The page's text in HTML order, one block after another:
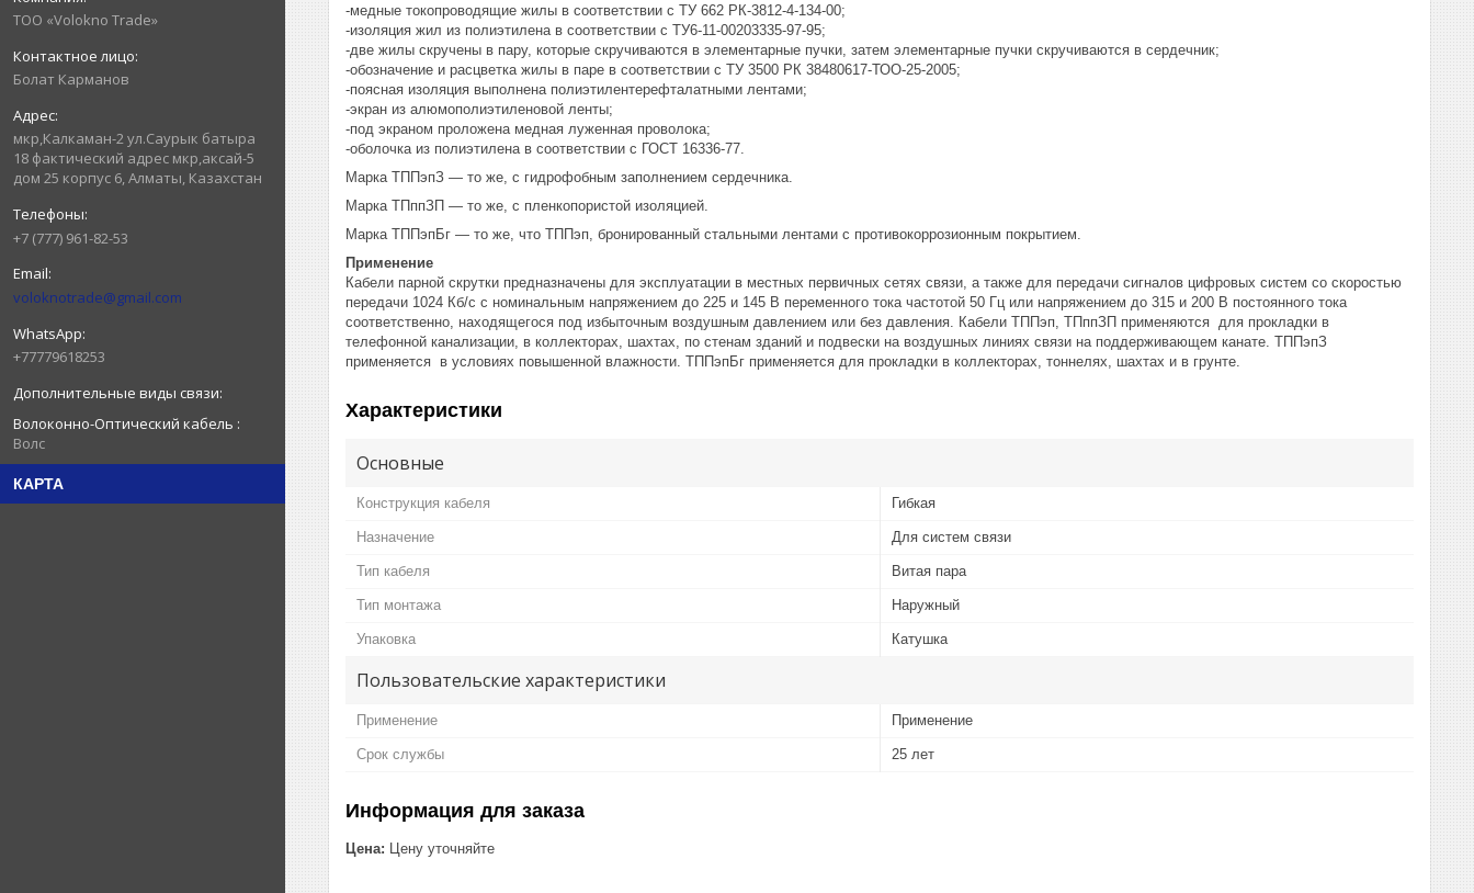
ТОО «Volokno Trade»
Болат Карманов
мкр,Калкаман-2 ул.Саурык батыра
18 фактический адрес мкр,аксай-5
дом 25 корпус 6, Алматы, Казахстан
+7 (777) 961-82-53
voloknotrade@gmail.com
+77779618253
Волоконно-Оптический кабель
Волс
КАРТА
-медные токопроводящие жилы в соответствии с ТУ 662 РК-3812-4-134-00;
-изоляция жил из полиэтилена в соответствии с ТУ6-11-00203335-97-95;
-две жилы скручены в пару, которые скручиваются в элементарные пучки, затем элементарные пучки скручиваются в сердечник;
-обозначение и расцветка жилы в паре в соответствии с ТУ 3500 РК 38480617-ТОО-25-2005;
-поясная изоляция выполнена полиэтилентерефталатными лентами;
-экран из алюмополиэтиленовой ленты;
-под экраном проложена медная луженная проволока;
-оболочка из полиэтилена в соответствии с ГОСТ 16336-77.
Марка ТППэпЗ ― то же, с гидрофобным заполнением сердечника.
Марка ТПппЗП ― то же, с пленкопористой изоляцией.
Марка ТППэпБг ― то же, что ТППэп, бронированный стальными лентами с противокоррозионным покрытием.
Применение
Кабели парной скрутки предназначены для эксплуатации в местных первичных сетях связи, а также для передачи сигналов цифровых систем со скоростью
передачи 1024 Кб/с с номинальным напряжением до 225 и 145 В переменного тока частотой 50 Гц или напряжением до 315 и 200 В постоянного тока
соответственно, находящегося под избыточным воздушным давлением или без давления. Кабели ТППэп, ТПппЗП применяются для прокладки в
телефонной канализации, в коллекторах, шахтах, по стенам зданий и подвески на воздушных линиях связи на поддерживающем канате. ТППэпЗ
применяется в условиях повышенной влажности. ТППэпБг применяется для прокладки в коллекторах, тоннелях, шахтах и в грунте.
Характеристики
Основные
Конструкция кабеля Гибкая
Назначение Для систем связи
Тип кабеля Витая пара
Тип монтажа Наружный
Упаковка Катушка
Пользовательские характеристики
Применение Применение
Срок службы 25 лет
Информация для заказа
Цена: Цену уточняйте